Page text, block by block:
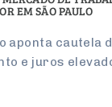
EM SÃO PAULO
aponta cautela
e juros